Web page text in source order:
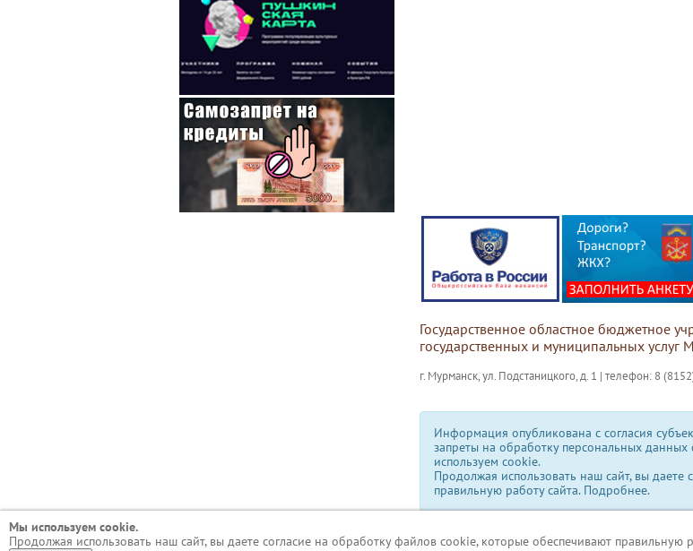
Государственное областное бюджетное
государственных и муниципальных услуг
г. Мурманск, ул. Подстаницкого, д. 1 | телефон: 8
Информация опубликована с согласия
запреты на обработку персональных
используем сookie.
Продолжая использовать наш сайт, вы
правильную работу сайта. Подробнее.
Мы используем сookie.
Продолжая использовать наш сайт, вы даете согласие на обработку файлов cookie, которые обеспечивают правильную